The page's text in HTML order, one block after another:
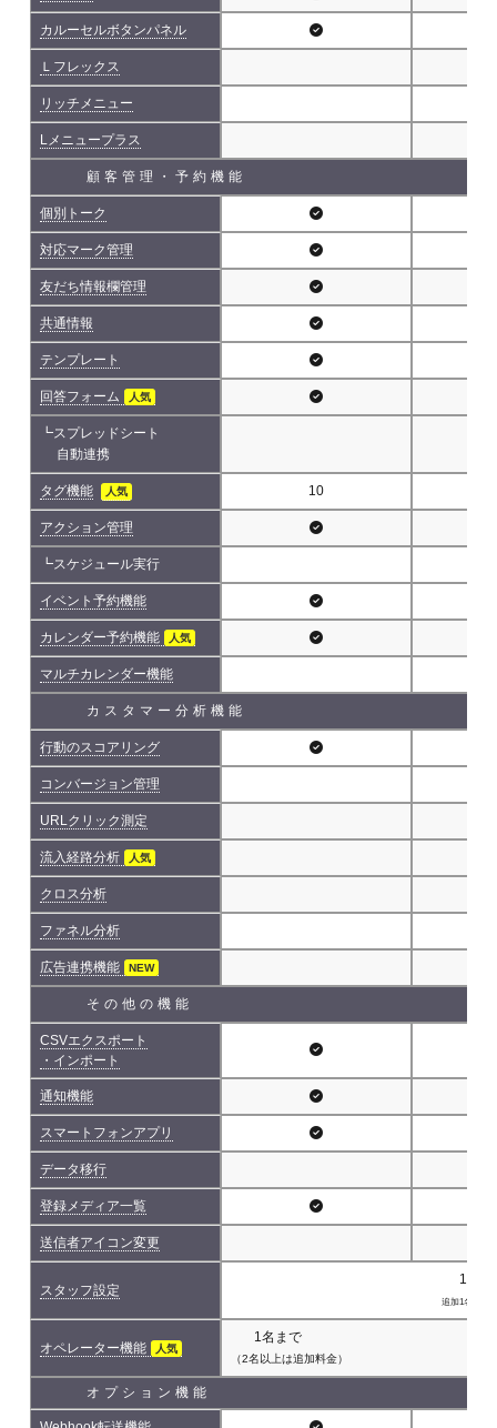
カルーセルボタンパネル
Ｌフレックス
リッチメニュー
Lメニュープラス
顧客管理・予約機能
個別トーク
対応マーク管理
友だち情報欄管理
共通情報
テンプレート
回答フォーム 人気
┗スプレッドシート
自動連携
タグ機能 人気 10
アクション管理
┗スケジュール実行
イベント予約機能
カレンダー予約機能 人気
マルチカレンダー機能
カスタマー分析機能
行動のスコアリング
コンバージョン管理
URLクリック測定
流入経路分析 人気
クロス分析
ファネル分析
広告連携機能 NEW
その他の機能
CSVエクスポート
・インポート
通知機能
スマートフォンアプリ
データ移行
登録メディア一覧
送信者アイコン変更
スタッフ設定
1名(
追加1名につ
オペレーター機能 人気
1名まで
（2名以上は追加料金）
オプション機能